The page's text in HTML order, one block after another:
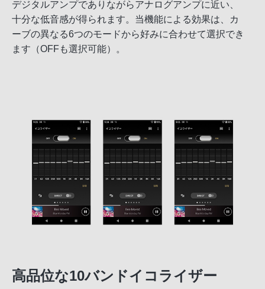
デジタルアンプでありながらアナログアンプに近い、
十分な低音感が得られます。当機能による効果は、カ
ーブの異なる6つのモードから好みに合わせて選択でき
ます（OFFも選択可能）。
高品位な10バンドイコライザー